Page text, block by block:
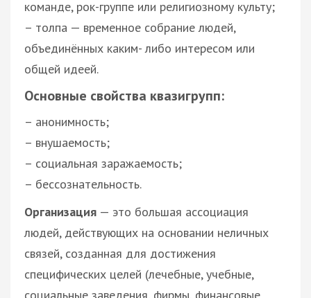
команде, рок-группе или религиозному культу;
– толпа — временное собрание людей,
объединённых каким- либо интересом или
общей идеей.
Основные свойства квазигрупп:
– анонимность;
– внушаемость;
– социальная заражаемость;
– бессознательность.
Организация — это большая ассоциация
людей, действующих на основании неличных
связей, созданная для достижения
специфических целей (лечебные, учебные,
социальные заведения, фирмы, финансовые